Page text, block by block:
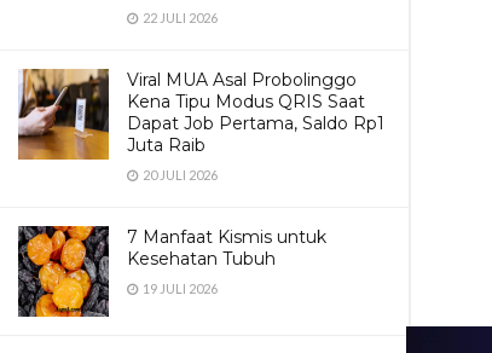
22 JULI 2026
Viral MUA Asal Probolinggo
Kena Tipu Modus QRIS Saat
Dapat Job Pertama, Saldo Rp1
Juta Raib
20 JULI 2026
7 Manfaat Kismis untuk
Kesehatan Tubuh
19 JULI 2026